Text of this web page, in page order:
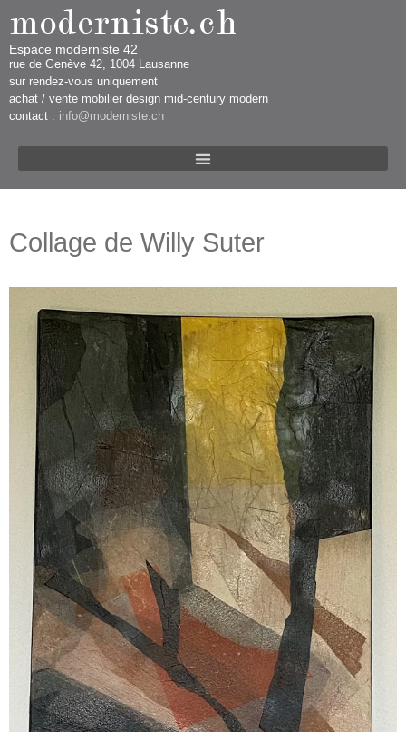
Espace moderniste 42
rue d​​​​e Genève 42, 1004 Lausanne​​
sur rendez-vous uniquement ​​​
​achat / vente mobilier design mid-century modern
contact : info@moderniste.ch
Collage de Willy Suter